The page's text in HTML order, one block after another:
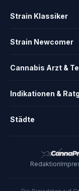
Strain Klassiker
Strain Newcomer
Cannabis Arzt &
Indikationen &
Städte
Redaktion